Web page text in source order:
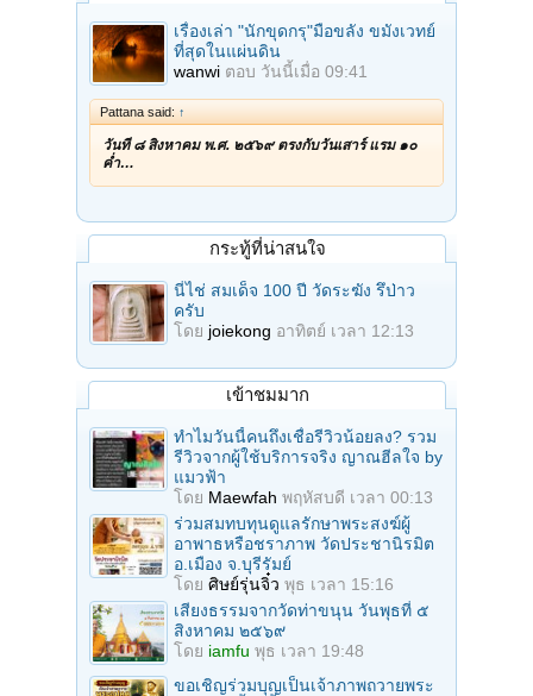
เรื่องเล่า "นักขุดกรุ"มือขลัง ขมังเวทย์
ที่สุดในแผ่นดิน
wanwi ตอบ วันนี้เมื่อ 09:41
Pattana said: ↑
วันที่ ๘ สิงหาคม พ.ศ. ๒๕๖๙ ตรงกับวันเสาร์ แรม ๑๐
ค่ำ…
กระทู้ที่น่าสนใจ
นี่ไช่ สมเด็จ 100 ปี วัดระฆัง รึป่าว
ครับ
โดย joiekong อาทิตย์ เวลา 12:13
เข้าชมมาก
ทำไมวันนี้คนถึงเชื่อรีวิวน้อยลง? รวม
รีวิวจากผู้ใช้บริการจริง ญาณฮีลใจ by
แมวฟ้า
โดย Maewfah พฤหัสบดี เวลา 00:13
ร่วมสมทบทุนดูแลรักษาพระสงฆ์ผู้
อาพาธหรือชราภาพ วัดประชานิรมิต
อ.เมือง จ.บุรีรัมย์
โดย ศิษย์รุ่นจิ๋ว พุธ เวลา 15:16
เสียงธรรมจากวัดท่าขนุน วันพุธที่ ๕
สิงหาคม ๒๕๖๙
โดย iamfu พุธ เวลา 19:48
ขอเชิญร่วมบุญเป็นเจ้าภาพถวายพระ